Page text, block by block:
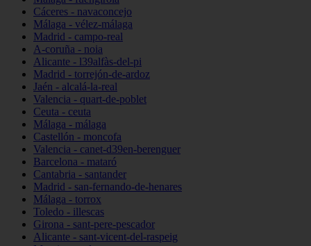
Cáceres - navaconcejo
Málaga - vélez-málaga
Madrid - campo-real
A-coruña - noia
Alicante - l39alfàs-del-pi
Madrid - torrejón-de-ardoz
Jaén - alcalá-la-real
Valencia - quart-de-poblet
Ceuta - ceuta
Málaga - málaga
Castellón - moncofa
Valencia - canet-d39en-berenguer
Barcelona - mataró
Cantabria - santander
Madrid - san-fernando-de-henares
Málaga - torrox
Toledo - illescas
Girona - sant-pere-pescador
Alicante - sant-vicent-del-raspeig